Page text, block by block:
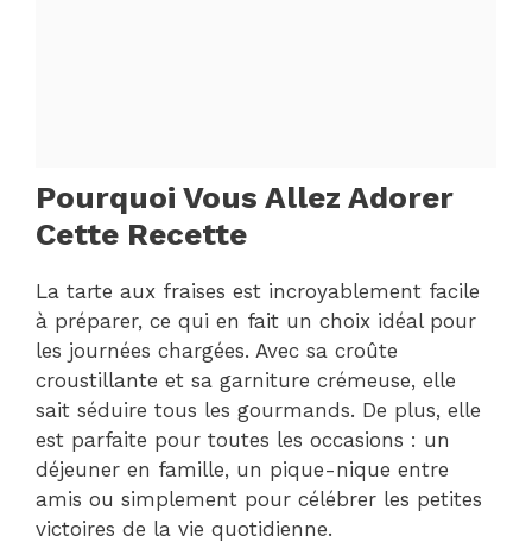
Pourquoi Vous Allez Adorer
Cette Recette
La tarte aux fraises est incroyablement facile
à préparer, ce qui en fait un choix idéal pour
les journées chargées. Avec sa croûte
croustillante et sa garniture crémeuse, elle
sait séduire tous les gourmands. De plus, elle
est parfaite pour toutes les occasions : un
déjeuner en famille, un pique-nique entre
amis ou simplement pour célébrer les petites
victoires de la vie quotidienne.